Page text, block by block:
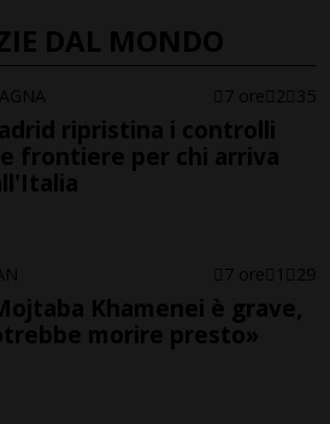
DAL MONDO
7 ore 2 35
ripristina i controlli
frontiere per chi arriva
7 ore 1 29
Khamenei è grave,
morire presto»